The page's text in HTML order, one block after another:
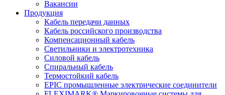
Вакансии
Продукция
Кабель передачи данных
Кабель российского производства
Компенсационный кабель
Светильники и электротехника
Силовой кабель
Спиральный кабель
Термостойкий кабель
EPIC промышленные электрические соединители